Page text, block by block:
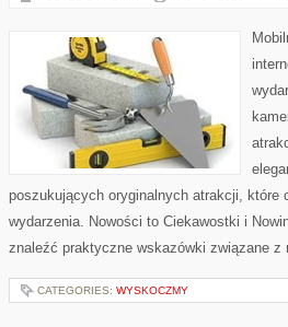
poszukujących oryginalnych atrakcji, które
wydarzenia. Nowości to Ciekawostki i
znaleźć praktyczne wskazówki związane
CATEGORIES: WYSKOCZMY